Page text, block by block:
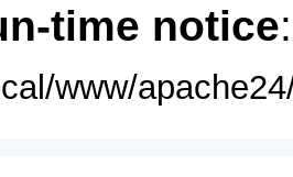
time notice
www/